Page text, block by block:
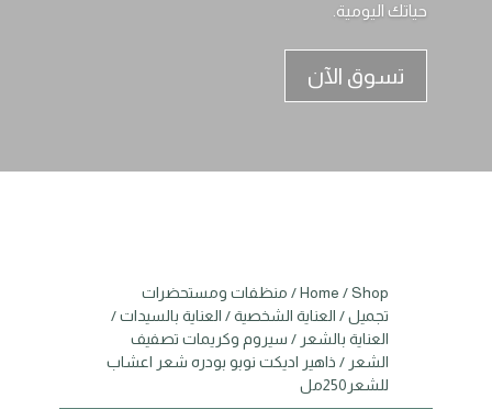
حياتك اليومية.
تسوق الآن
Home /Shop
/ منظفات ومستحضرات
تجميل/ العناية الشخصية/ العناية بالسيدات/
العناية بالشعر / سيروم وكريمات تصفيف
الشعر / ذاهير اديكت نوبو بودره شعر اعشاب
للشعر250مل